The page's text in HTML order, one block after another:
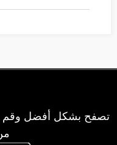
تصفح بشكل أفضل وقم